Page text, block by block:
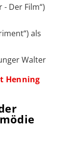
- Der Film“)
als
Walter
Henning